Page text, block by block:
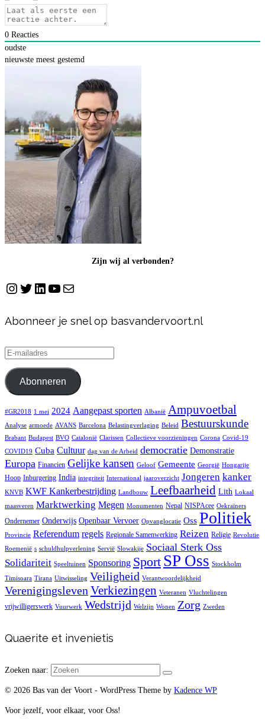
0 Reacties
oudste
nieuwste meest gestemd
Zijn wij al verbonden?
Instagram
Twitter
LinkedIn
YouTube
E-mail
Abonneer je snel op basvandervoort.nl
E-
Abonneren
#GR2018 1 mei 2024 Aangepast sporten Albanië Ampuvoetbal
Analyse armoede AVANS Barcelona Belastingverlaging Beleid Bestuurskunde
Brabant Budapest BVO Catalonië Clarissen Collectieve voorzieningen Corona Covid-19
COVID19 Cuba Cultuur dag van de Arbeid democratie Demonstratie
Europa Financien Gelijke kansen Geloof Gemeente Georgië Hongarije
Hoop Inburgering India integriteit International jaaroverzicht Jongeren kanker
KNVB KWF Kankerbestrijding Landbouw Leefbaarheid Lith Lokaal
maasveren Marktwerking Megen Monumenten Nepal NISPAcee Oekraïners
Ondernemer Onderwijs Openbaar Vervoer Opvanglocatie Oss Politiek
Provincie Referendum regels Regionale Samenwerking Reizen Religie Revolutie
Roemenië s schuldhulpverlening Servië Slowakije Sociaal Sterk Oss
Solidariteit Speeltuinen Sponsoring Sport SP Oss Stockholm
Timisoara Tirana Uitwisseling Veiligheid Verantwoordelijkheid
Verenigingsleven Verkiezingen Veteranen Vluchtelingen
vrijwilligerswerk Vuurwerk Wedstrijd Welzijn Wonen Zorg Zweden
Quaerite et invenietis
Zoeken naar:
© 2026 Bas van der Voort - WordPress Theme by Kadence WP
Voor jezelf, voor elkaar, voor Oss!